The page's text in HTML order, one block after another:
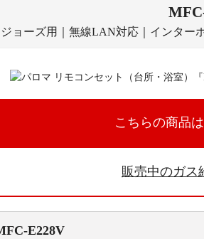
ョーズ用｜無線LAN対応｜インター
こちらの商品
販売中のガス
E228V